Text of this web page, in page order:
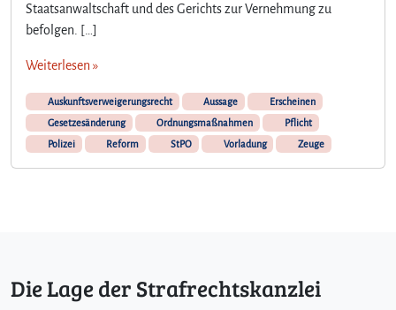
Staatsanwaltschaft und des Gerichts zur Vernehmung zu
befolgen. […]
Weiterlesen »
Auskunftsverweigerungsrecht Aussage
Erscheinen
Gesetzesänderung
Ordnungsmaßnahmen
Pflicht
Polizei
Reform StPO Vorladung Zeuge
Die Lage der Strafrechtskanzlei